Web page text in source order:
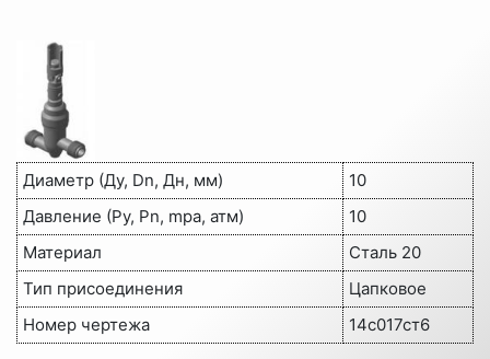
Диаметр (Ду, Dn, Дн, мм)
10
Давление (Ру, Pn, mpa, атм)
10
Материал
Сталь 20
Тип присоединения
Цапковое
Номер чертежа
14с017ст6